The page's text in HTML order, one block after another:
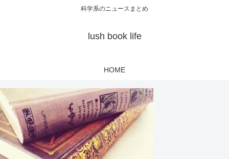
科学系のニュースまとめ
lush book life
HOME